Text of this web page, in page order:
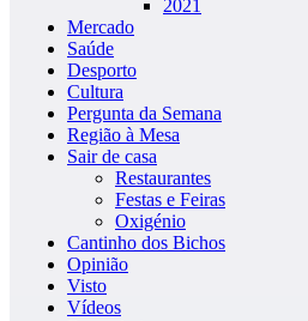
2021
Mercado
Saúde
Desporto
Cultura
Pergunta da Semana
Região à Mesa
Sair de casa
Restaurantes
Festas e Feiras
Oxigénio
Cantinho dos Bichos
Opinião
Visto
Vídeos